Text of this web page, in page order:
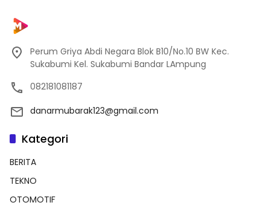
Perum Griya Abdi Negara Blok B10/No.10 BW Kec.
Sukabumi Kel. Sukabumi Bandar LAmpung
082181081187
danarmubarak123@gmail.com
Kategori
BERITA
TEKNO
OTOMOTIF